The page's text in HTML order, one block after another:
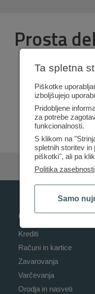
Prosta
(m/ž)
Osebno
Krediti
Računi in kartice
Zavarovanja
Varčevanja
Orodja in nasveti
Ta spletna
Piškotke
izboljšujejo
Pridobljene
za potrebe
funkcionalnosti.
S klikom na
spletnih storitev in
piškotki", ali pa
Politika zasebnosti
Samo